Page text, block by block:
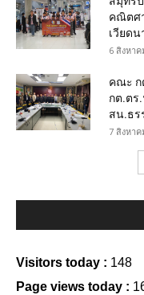
คณิตศ
เวียดน
6 สิงหาค
คณะ ก
กต.ตร
สน.ธร
7 สิงหาค
Visitors today : 148
Page views today :